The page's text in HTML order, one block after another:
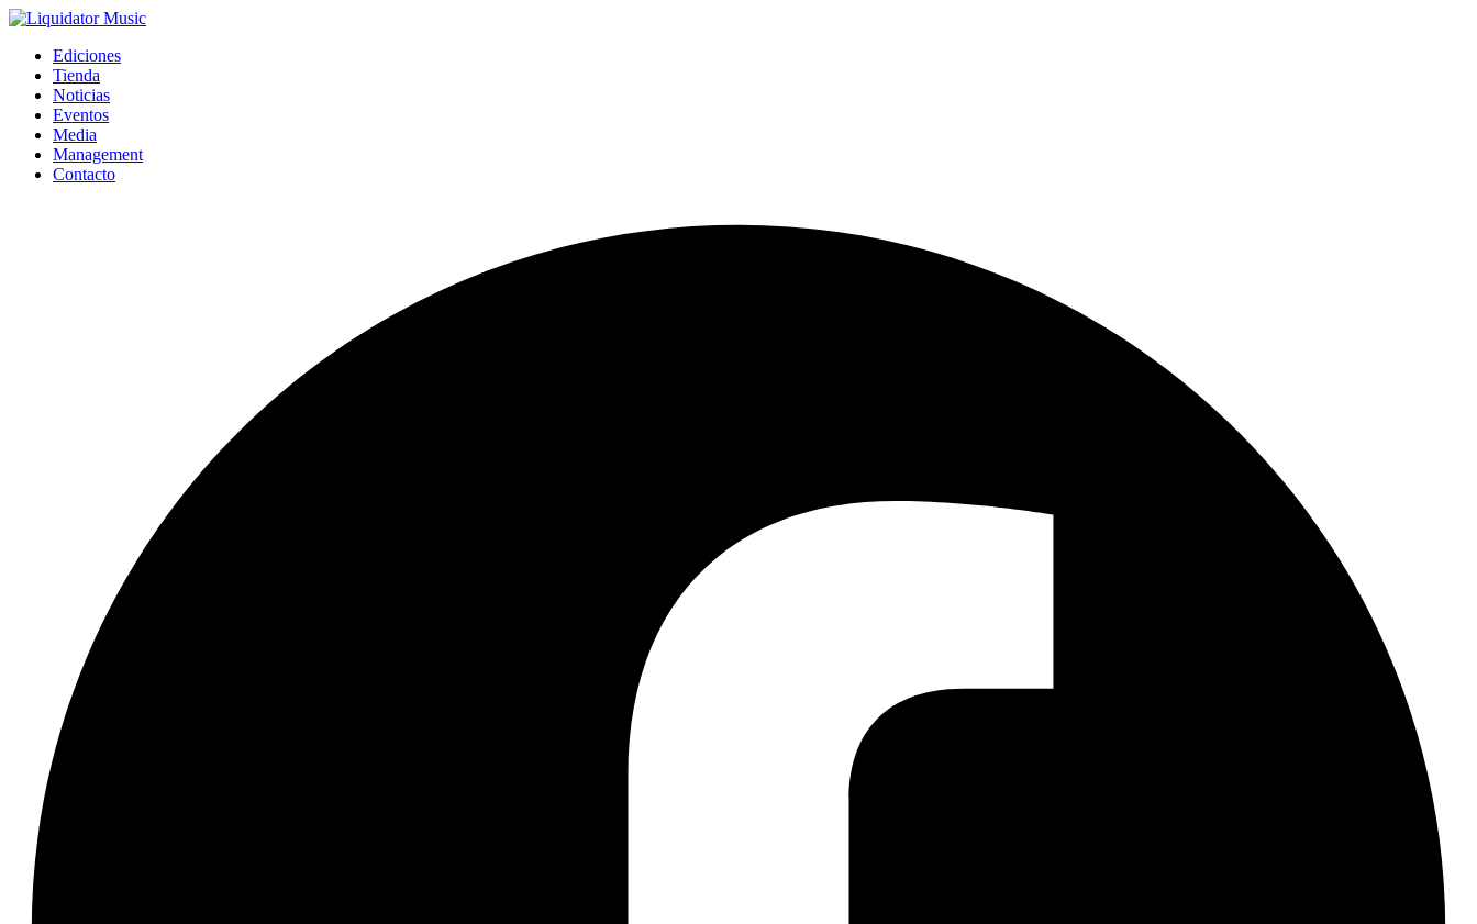
Ediciones
Tienda
Noticias
Eventos
Media
Management
Contacto